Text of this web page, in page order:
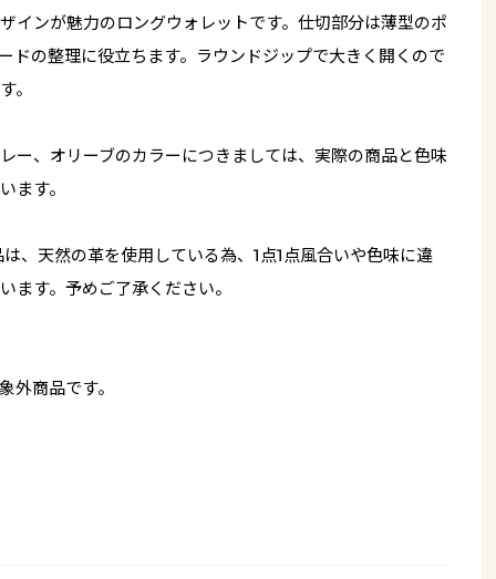
インが魅力のロングウォレットです。仕切部分は薄型のポ
ドの整理に役立ちます。ラウンドジップで大きく開くので
。
ー、オリーブのカラーにつきましては、実際の商品と色味
ます。
、天然の革を使用している為、1点1点風合いや色味に違
ます。予めご了承ください。
外商品です。